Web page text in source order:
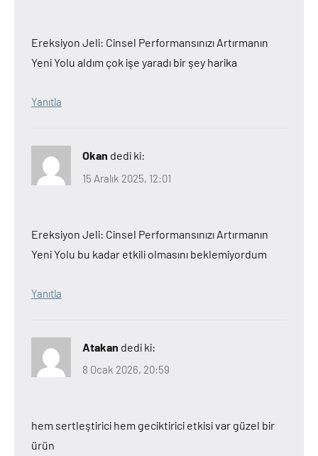
Ereksiyon Jeli: Cinsel Performansınızı Artırmanın
Yeni Yolu aldım çok işe yaradı bir şey harika
Yanıtla
Okan dedi ki:
15 Aralık 2025, 12:01
Ereksiyon Jeli: Cinsel Performansınızı Artırmanın
Yeni Yolu bu kadar etkili olmasını beklemiyordum
Yanıtla
Atakan dedi ki:
8 Ocak 2026, 20:59
hem sertleştirici hem geciktirici etkisi var güzel bir
ürün